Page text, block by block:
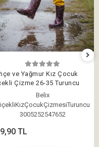
ve Yağmur Kız Çocuk
Çizme 26-35 Turuncu
Belix
3005252547652
TL